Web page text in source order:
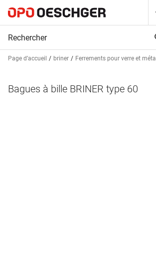
Page d’accueil briner Ferrements pour verre et métal
Bagues à bille BRINER type 60